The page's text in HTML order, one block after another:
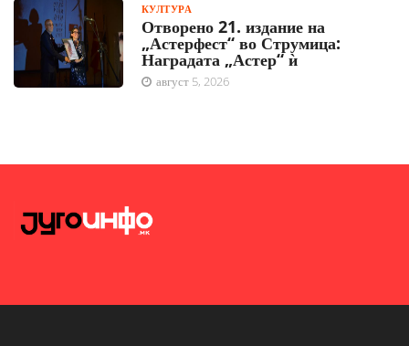
КУЛТУРА
Отворено 21. издание на
„Астерфест“ во Струмица:
Наградата „Астер“ ѝ
август 5, 2026